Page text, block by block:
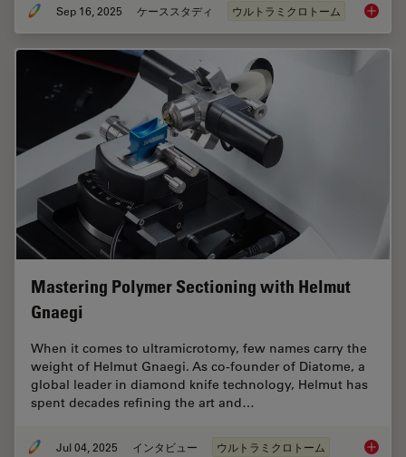
Sep 16, 2025 ケーススタディ ウルトラミクロトーム Volume
Mastering Polymer Sectioning with Helmut
Gnaegi
When it comes to ultramicrotomy, few names carry the
weight of Helmut Gnaegi. As co-founder of Diatome, a
global leader in diamond knife technology, Helmut has
spent decades refining the art and…
Jul 04, 2025 インタビュー ウルトラミクロトーム